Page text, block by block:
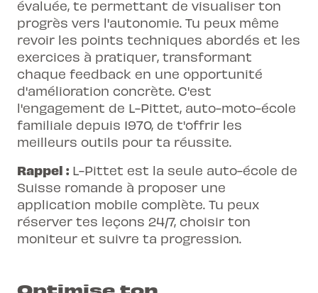
évaluée, te permettant de visualiser ton
progrès vers l'autonomie. Tu peux même
revoir les points techniques abordés et les
exercices à pratiquer, transformant
chaque feedback en une opportunité
d'amélioration concrète. C'est
l'engagement de L-Pittet, auto-moto-école
familiale depuis 1970, de t'offrir les
meilleurs outils pour ta réussite.
Rappel : L-Pittet est la seule auto-école de
Suisse romande à proposer une
application mobile complète. Tu peux
réserver tes leçons 24/7, choisir ton
moniteur et suivre ta progression.